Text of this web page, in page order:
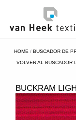
contenido
HOME /BUSCADOR DE
VOLVER AL BUSCADOR
BUCKRAM